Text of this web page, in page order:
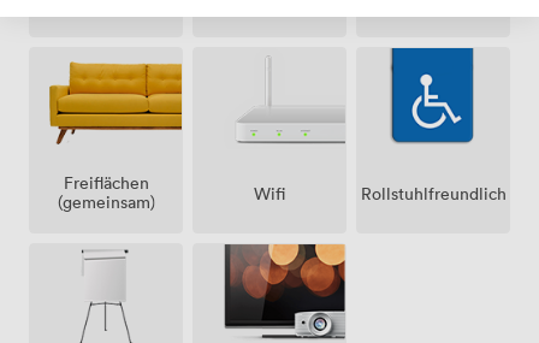
Grundstück
Freiflächen
(gemeinsam)
Wifi Rollstuhlfreundlich